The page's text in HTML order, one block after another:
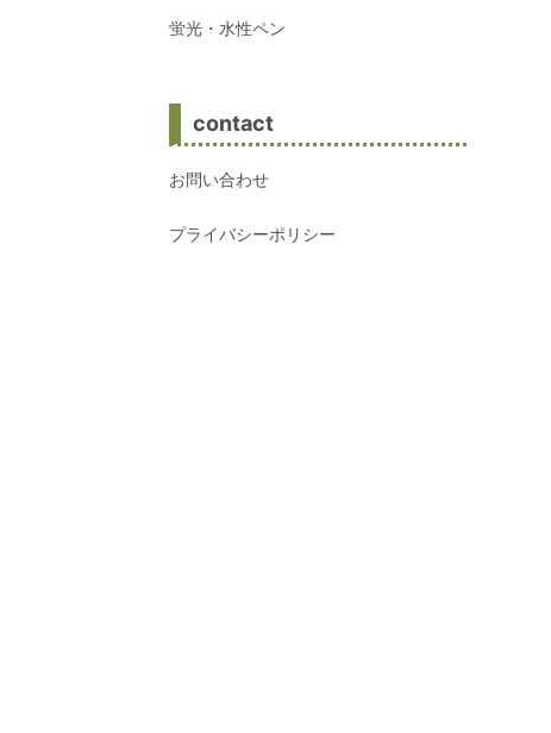
蛍光・水性ペン
contact
お問い合わせ
プライバシーポリシー